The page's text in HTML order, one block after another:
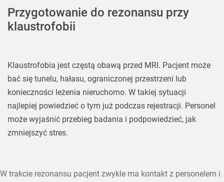
Przygotowanie do rezonansu przy
klaustrofobii
Klaustrofobia jest częstą obawą przed MRI. Pacjent może
bać się tunelu, hałasu, ograniczonej przestrzeni lub
konieczności leżenia nieruchomo. W takiej sytuacji
najlepiej powiedzieć o tym już podczas rejestracji. Personel
może wyjaśnić przebieg badania i podpowiedzieć, jak
zmniejszyć stres.
W trakcie rezonansu pacjent zwykle ma kontakt z personelem i